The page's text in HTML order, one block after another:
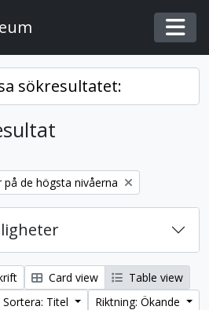
sökresultatet:
på de högsta nivåerna
Card view
Table view
Sortera: Titel
Riktning: Ökande